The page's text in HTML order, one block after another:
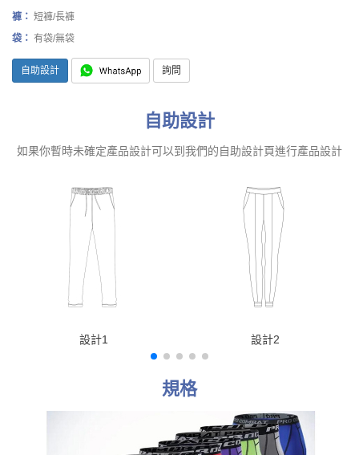
褲： 短褲/長褲
袋： 有袋/無袋
自助設計 詢問
自助設計
如果你暫時未確定產品設計可以到我們的自助設計頁進行產品設計
設計1 設計2
規格